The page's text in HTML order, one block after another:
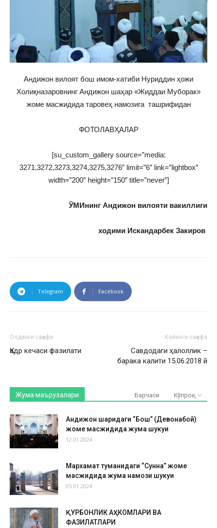
Андижон вилоят бош имом-хатиби Нуриддин ҳожи
Холиқназаровнинг Андижон шаҳар «Жиддаи Муборак»
жоме масжидида таровеҳ намозига ташрифидан
ФОТОЛАВҲАЛАР
[su_custom_gallery source=”media:
3271,3272,3273,3274,3275,3276″ limit=”6″ link=”lightbox”
width=”200″ height=”150″ title=”never”]
ЎМИнинг Андижон вилояти вакиллиги
ходими Искандарбек Закиров
Telegram Facebook
Олдинги саҳифа
Қадр кечаси фазилати
Кейинги саҳифа
Савдодаги ҳалоллик –
барака калити 15.06.2018 й
Жума маърузалари Барчаси Кўпроқ
Андижон шаҳридаги “Бош” (Девонабой)
жоме масжидида жума шукуҳи
12.01.2024
Мархамат туманидаги “Сунна” жоме
масжидида жума намози шукуҳи
05.01.2024
ҚУРБОНЛИК АҲКОМЛАРИ ВА
ФАЗИЛАТЛАРИ